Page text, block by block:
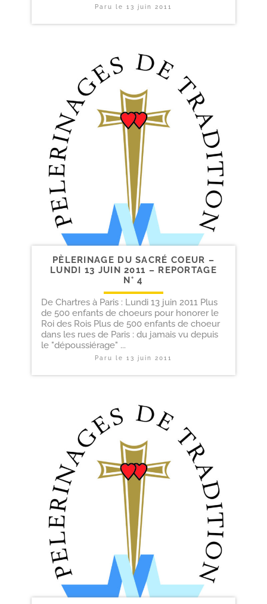
Paru le 13 juin 2011
PÈLERINAGE DU SACRÉ COEUR –
LUNDI 13 JUIN 2011 – REPORTAGE
N° 4
De Chartres à Paris : Lundi 13 juin 2011 Plus
de 500 enfants de choeurs pour honorer le
Roi des Rois Plus de 500 enfants de choeur
dans les rues de Paris : du jamais vu depuis
le "dépoussiérage" ...
Paru le 13 juin 2011